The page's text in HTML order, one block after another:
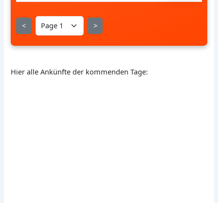
< >
Hier alle Ankünfte der kommenden Tage: